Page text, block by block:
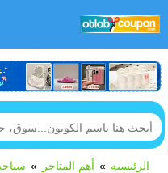
الرئيسيه أهم المتاجر